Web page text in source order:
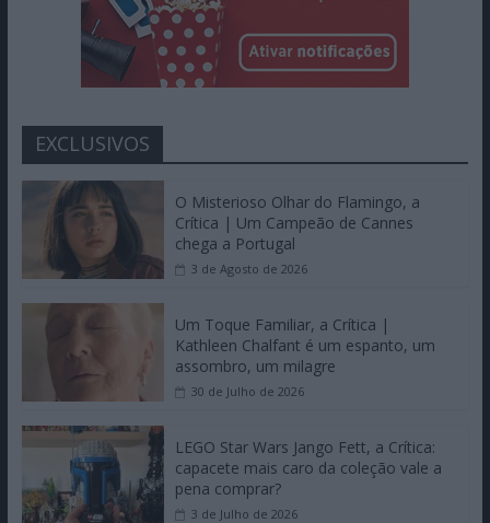
EXCLUSIVOS
O Misterioso Olhar do Flamingo, a
Crítica | Um Campeão de Cannes
chega a Portugal
3 de Agosto de 2026
Um Toque Familiar, a Crítica |
Kathleen Chalfant é um espanto, um
assombro, um milagre
30 de Julho de 2026
LEGO Star Wars Jango Fett, a Crítica:
capacete mais caro da coleção vale a
pena comprar?
3 de Julho de 2026